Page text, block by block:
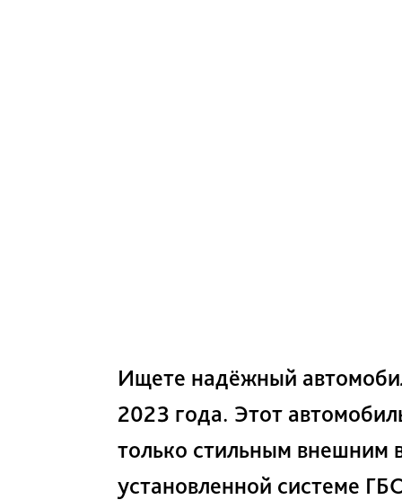
Ищете надёжный
2023 года. Этот
только стильным внешним
установленной системе